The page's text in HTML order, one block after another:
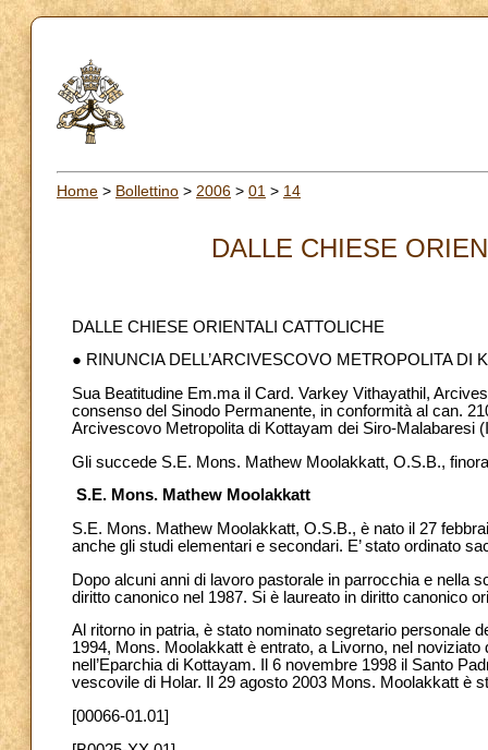
Home > Bollettino > 2006 > 01 > 14
DALLE CHIESE
DALLE CHIESE ORIENTALI CATTOLICHE
● RINUNCIA DELL’ARCIVESCOVO METROPOLITA DI
Sua Beatitudine Em.ma il Card. Varkey Vithayathil,
consenso del Sinodo Permanente, in conformità al can.
Arcivescovo Metropolita di Kottayam dei Siro-Malabaresi
Gli succede S.E. Mons. Mathew Moolakkatt, O.S.B.,
S.E. Mons. Mathew Moolakkatt
S.E. Mons. Mathew Moolakkatt, O.S.B., è nato il 27
anche gli studi elementari e secondari. E’ stato ordinato
Dopo alcuni anni di lavoro pastorale in parrocchia e nella
diritto canonico nel 1987. Si è laureato in diritto canonico
Al ritorno in patria, è stato nominato segretario personale
1994, Mons. Moolakkatt è entrato, a Livorno, nel
nell’Eparchia di Kottayam. Il 6 novembre 1998 il Santo
vescovile di Holar. Il 29 agosto 2003 Mons. Moolakkatt è
[00066-01.01]